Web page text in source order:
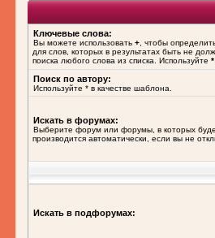
Ключевые слова:
Вы можете использовать + , чтобы
для слов, которых в результатах быть не
поиска любого слова из списка. Используйте *
Поиск по автору:
Используйте * в качестве шаблона.
Искать в форумах:
Выберите форум или форумы, в которых
производится автоматически, если вы не
Искать в подфорумах: